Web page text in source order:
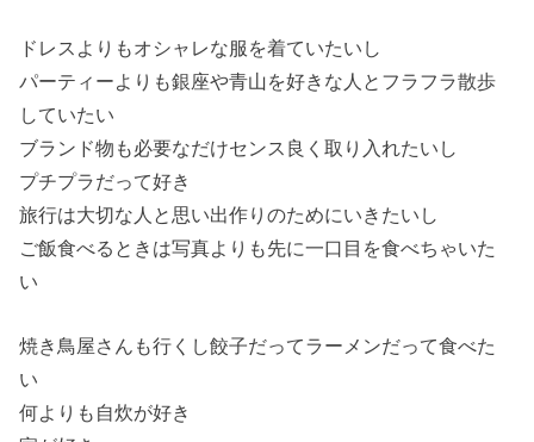
ドレスよりもオシャレな服を着ていたいし
パーティーよりも銀座や青山を好きな人とフラフラ散歩
していたい
ブランド物も必要なだけセンス良く取り入れたいし
プチプラだって好き
旅行は大切な人と思い出作りのためにいきたいし
ご飯食べるときは写真よりも先に一口目を食べちゃいた
い
焼き鳥屋さんも行くし餃子だってラーメンだって食べた
い
何よりも自炊が好き